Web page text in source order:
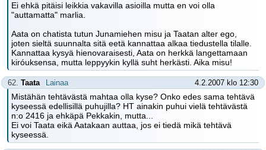
Ei ehkä pitäisi leikkia vakavilla asioilla mutta en voi olla
"auttamatta" marlia.
Aata on chatista tutun Junamiehen misu ja Taatan alter ego,
joten sieltä suunnalta sitä eetä kannattaa alkaa tiedustella tilalle.
Kannattaa kysyä hienovaraisesti, Aata on herkkä langettamaan
kiróuksensa, mutta leppyykin kyllä suht herkästi. Aika misu!
62. Taata Lainaa 4.2.2007 klo 12:30
Mistähän tehtävästä mahtaa olla kyse? Onko edes sama tehtävä
kyseessä edellisillä puhujilla? HT ainakin puhui vielä tehtävästä
n:o 2416 ja ehkäpä Pekkakin, mutta...
Ei voi Taata eikä Aatakaan auttaa, jos ei tiedä mikä tehtävä
kyseessä.